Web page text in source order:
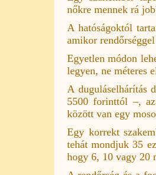
nőkre mennek rá
A hatóságoktól
amikor
Egyetlen módon
legyen, ne méteres
A duguláselhárítás
5500 forinttól –,
között van egy
Egy korrekt
tehát mondjuk 35
hogy 6, 10 vagy 20